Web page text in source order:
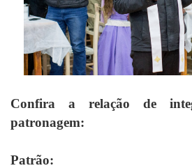
Confira a relação de
patronagem:
Patrão: